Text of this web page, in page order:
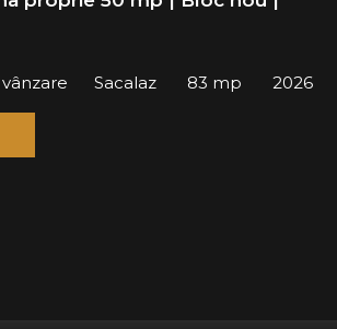
Sacalaz 83 mp 2026